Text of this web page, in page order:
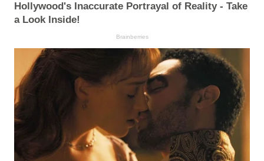
Hollywood's Inaccurate Portrayal of Reality - Take
a Look Inside!
Brainberries